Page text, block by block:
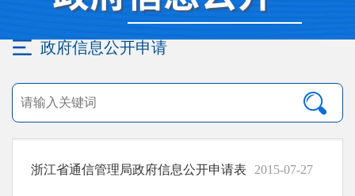
政府信息公开申请
浙江省通信管理局政府信息公开申请表 2015-07-27